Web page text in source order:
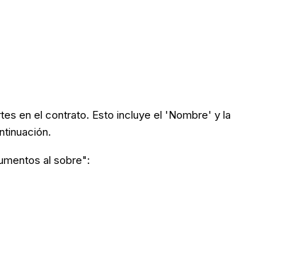
en el contrato. Esto incluye el 'Nombre' y la
al sobre":